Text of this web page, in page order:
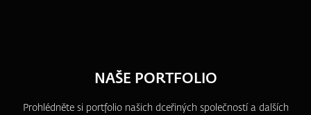
NAŠE PORTFOLIO
Prohlédněte si portfolio našich dceřiných společností a dalších